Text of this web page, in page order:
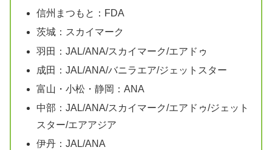
信州まつもと：FDA
茨城：スカイマーク
羽田：JAL/ANA/スカイマーク/エアドゥ
成田：JAL/ANA/バニラエア/ジェットスター
富山・小松・静岡：ANA
中部：JAL/ANA/スカイマーク/エアドゥ/ジェット
スター/エアアジア
伊丹：JAL/ANA